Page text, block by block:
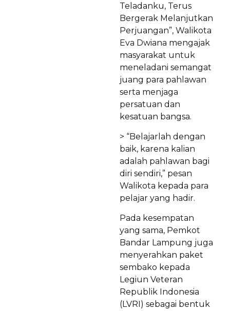
Teladanku, Terus
Bergerak Melanjutkan
Perjuangan”, Walikota
Eva Dwiana mengajak
masyarakat untuk
meneladani semangat
juang para pahlawan
serta menjaga
persatuan dan
kesatuan bangsa.
> “Belajarlah dengan
baik, karena kalian
adalah pahlawan bagi
diri sendiri,” pesan
Walikota kepada para
pelajar yang hadir.
Pada kesempatan
yang sama, Pemkot
Bandar Lampung juga
menyerahkan paket
sembako kepada
Legiun Veteran
Republik Indonesia
(LVRI) sebagai bentuk